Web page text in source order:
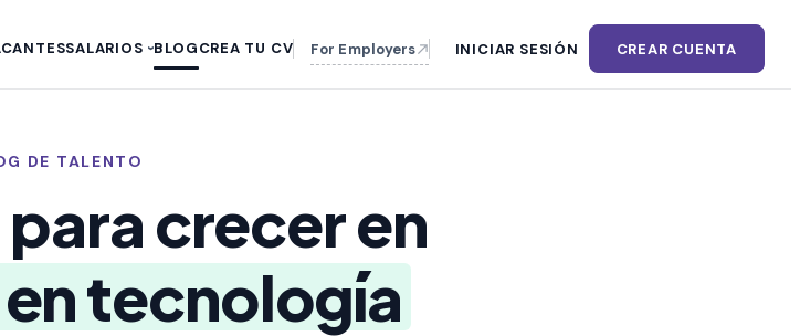
SALARIOS›BLOGCREA TU CV For Employers INICIAR SESIÓN CREAR CUENTA
DE TALENTO
crecer en
tecnología